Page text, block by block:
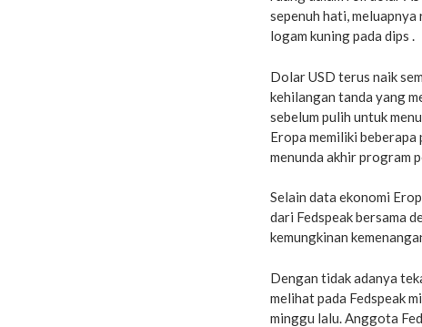
sepenuh hati,
logam kuning pada dips .
Dolar USD terus naik
kehilangan tanda yang
sebelum pulih untuk
Eropa memiliki beberapa
menunda akhir program
Selain data ekonomi
dari Fedspeak bersama
kemungkinan
Dengan tidak adanya
melihat pada Fedspeak
minggu lalu. Anggota